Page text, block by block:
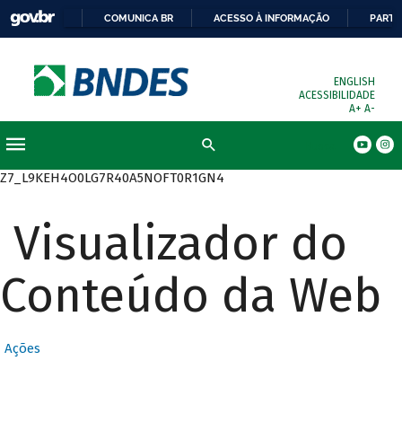
COMUNICA BR ACESSO À INFORMAÇÃO
ENGLISH
ACESSIBILIDADE
A+ A-
Z7_L9KEH4O0LG7R40A5NOFT0R1GN4
Visualizador do
Conteúdo da Web
Ações